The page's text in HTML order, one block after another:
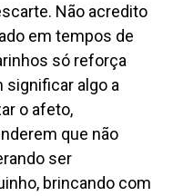
Não acredito
em tempos de
só reforça
significar algo a
o afeto,
que não
ser
brincando com